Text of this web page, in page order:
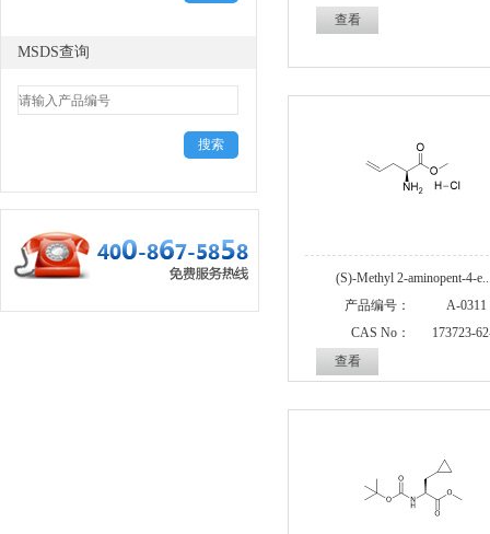
MSDS查询
查看
(S)-Methyl 2-aminopent-4-
产品编号：
A-0311
CAS No：
173723-
查看